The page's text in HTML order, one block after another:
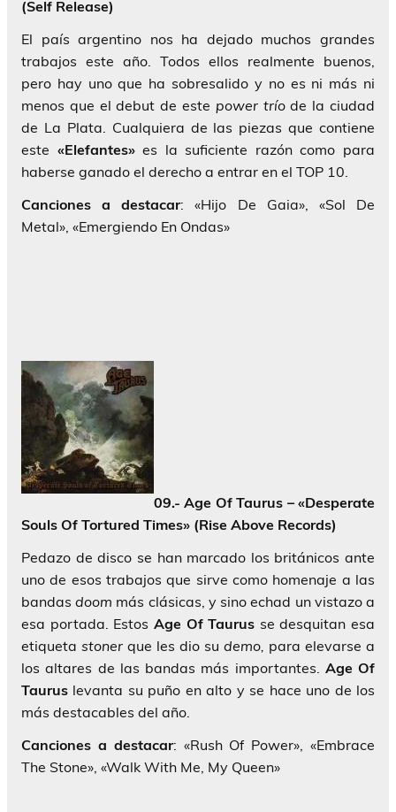
(Self Release)
El país argentino nos ha dejado muchos grandes
trabajos este año. Todos ellos realmente buenos,
pero hay uno que ha sobresalido y no es ni más ni
menos que el debut de este power tríode la ciudad
de La Plata. Cualquiera de las piezas que contiene
este «Elefantes»es la suficiente razón como para
haberse ganado el derecho a entrar en el TOP 10.
Canciones a destacar: «Hijo De Gaia», «Sol De
Metal», «Emergiendo En Ondas»
09.- Age Of Taurus – «Desperate
Souls Of Tortured Times» (Rise Above Records)
Pedazo de disco se han marcado los británicos ante
uno de esos trabajos que sirve como homenaje a las
bandasdoom más clásicas, y sino echad un vistazo a
esa portada. Estos Age Of Taurus se desquitan esa
etiqueta stoner que les dio su demo, para elevarse a
los altares de las bandas más importantes. Age Of
Taurus levanta su puño en alto y se hace uno de los
más destacables del año.
Canciones a destacar: «Rush Of Power», «Embrace
The Stone», «Walk With Me, My Queen»